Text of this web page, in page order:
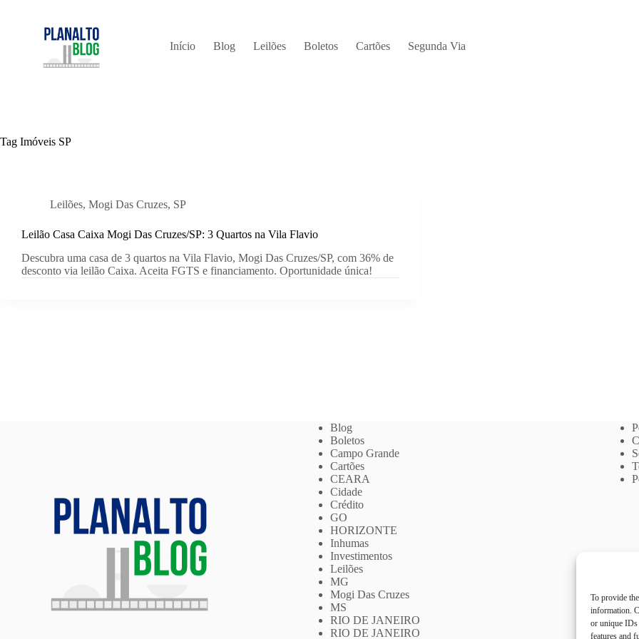
To provide
information.
or unique IDs
features and
Início Blog Leilões Boletos Cartões Segunda Via
Tag Imóveis SP
Leilões, Mogi Das Cruzes, SP
Leilão Casa Caixa Mogi Das Cruzes/SP: 3 Quartos na Vila Flavio
Descubra uma casa de 3 quartos na Vila Flavio, Mogi Das Cruzes/SP, com 36% de
desconto via leilão Caixa. Aceita FGTS e financiamento. Oportunidade única!
Blog
Boletos
Campo Grande
Cartões
CEARA
Cidade
Crédito
GO
HORIZONTE
Inhumas
Investimentos
Leilões
MG
Mogi Das Cruzes
MS
RIO DE JANEIRO
RIO DE JANEIRO